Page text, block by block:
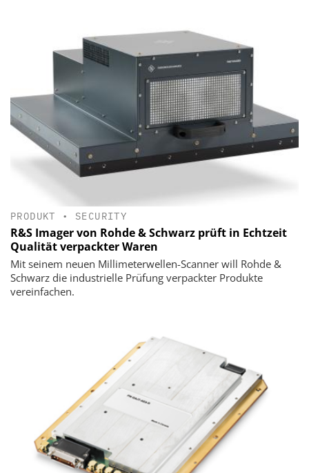
PRODUKT • SECURITY
R&S Imager von Rohde & Schwarz prüft in Echtzeit
Qualität verpackter Waren
Mit seinem neuen Millimeterwellen-Scanner will Rohde &
Schwarz die industrielle Prüfung verpackter Produkte
vereinfachen.